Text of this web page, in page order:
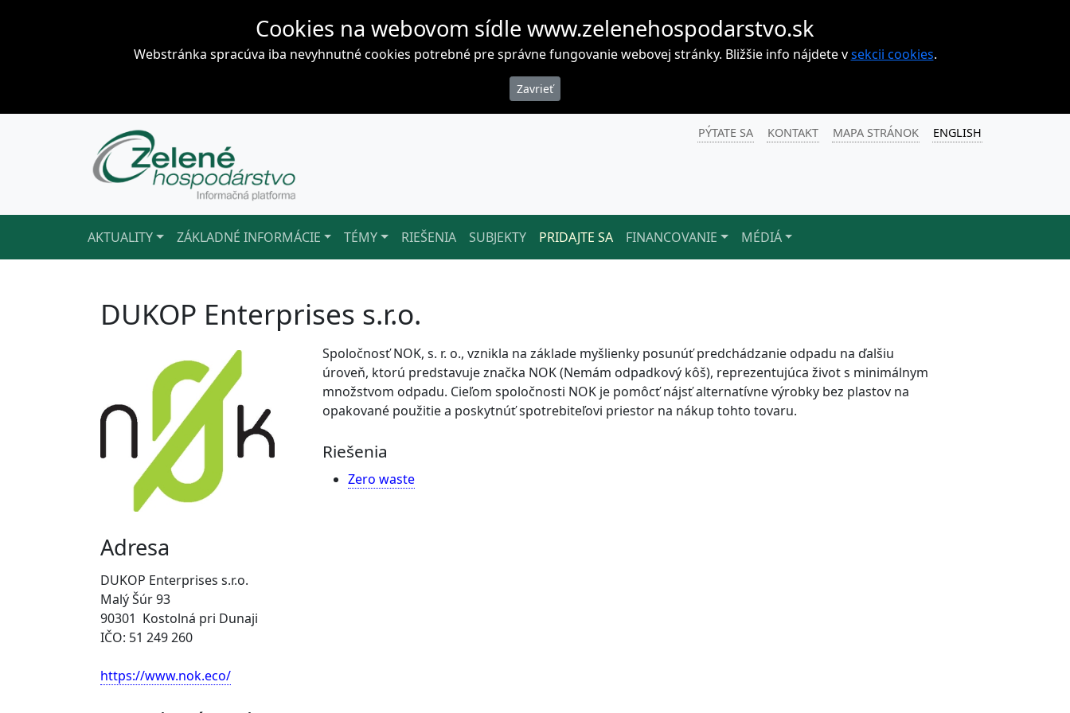
Cookies na webovom sídle www.zelenehospodarstvo.sk
Webstránka spracúva iba nevyhnutné cookies potrebné pre správne fungovanie webovej stránky. Bližšie info nájdete vsekcii cookies.
PÝTATE SA KONTAKT MAPA STRÁNOK ENGLISH
AKTUALITY ZÁKLADNÉ INFORMÁCIE TÉMY RIEŠENIA SUBJEKTY PRIDAJTE SA FINANCOVANIE MÉDIÁ
DUKOP Enterprises s.r.o.
Adresa
DUKOP Enterprises s.r.o.
Malý Šúr 93
90301 Kostolná pri Dunaji
IČO: 51 249 260
https://www.nok.eco/
Spoločnosť NOK, s. r. o., vznikla na základe myšlienky posunúť predchádzanie odpadu na ďalšiu
úroveň, ktorú predstavuje značka NOK (Nemám odpadkový kôš), reprezentujúca život s minimálnym
množstvom odpadu. Cieľom spoločnosti NOK je pomôcť nájsť alternatívne výrobky bez plastov na
opakované použitie a poskytnúť spotrebiteľovi priestor na nákup tohto tovaru.
Riešenia
Zero waste